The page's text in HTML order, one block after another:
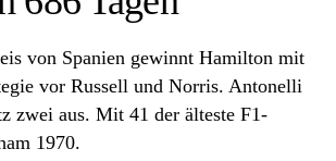
von Spanien gewinnt Hamilton mit
vor Russell und Norris. Antonelli
zwei aus. Mit 41 der älteste F1-
1970.